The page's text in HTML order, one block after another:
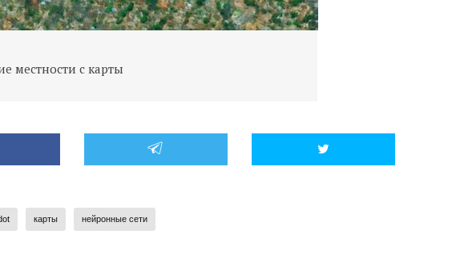
местности с карты
карты нейронные сети